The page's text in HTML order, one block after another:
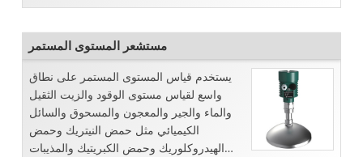
مستشعر المستوى المستمر
يستخدم قياس المستوى المستمر على نطاق
واسع لقياس مستوى الوقود والزيت الثقيل
والماء والجير والمعجون والمسحوق والسائل
الكيميائي مثل حمض النيتريك وحمض
الهيدروكلوريك وحمض الكبريتيك والمذيبات